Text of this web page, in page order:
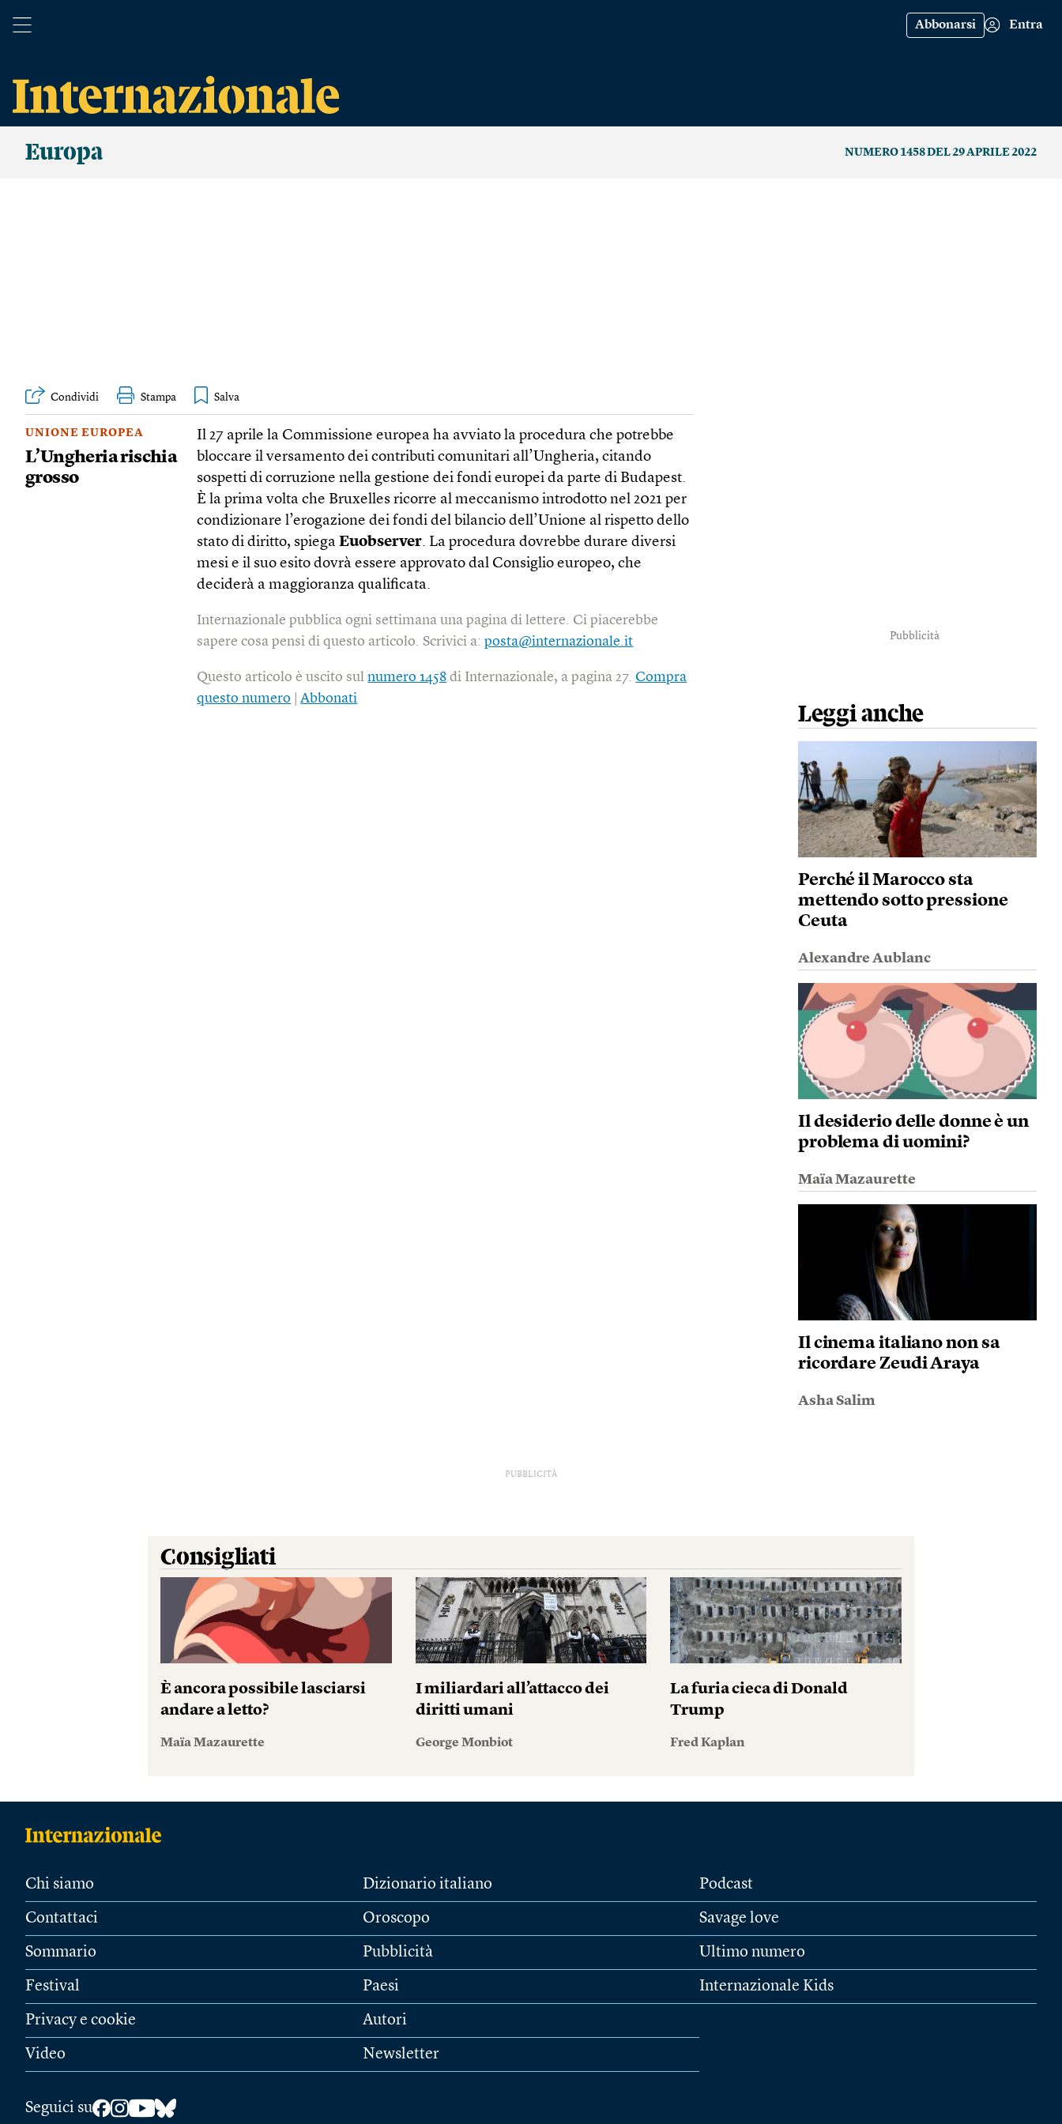
Abbonarsi Entra
Europa NUMERO 1458 DEL 29 APRILE 2022
Condividi Stampa
UNIONE EUROPEA
L’Ungheria rischia
grosso
Il 27 aprile la Commissione europea ha avviato la procedura che potrebbe
bloccare il versamento dei contributi comunitari all’Ungheria, citando
sospetti di corruzione nella gestione dei fondi europei da parte di Budapest.
È la prima volta che Bruxelles ricorre al meccanismo introdotto nel 2021 per
condizionare l’erogazione dei fondi del bilancio dell’Unione al rispetto dello
stato di diritto, spiegaEuobserver. La procedura dovrebbe durare diversi
mesi e il suo esito dovrà essere approvato dal Consiglio europeo, che
deciderà a maggioranza qualificata.
Internazionale pubblica ogni settimana una pagina di lettere. Ci piacerebbe
sapere cosa pensi di questo articolo. Scrivici a:posta@internazionale.it
Questo articolo è uscito sulnumero 1458 di Internazionale, a pagina 27.Compra
questo numero |Abbonati
Pubblicità
Leggi anche
Perché il Marocco sta
mettendo sotto pressione
Ceuta
Alexandre Aublanc
Il desiderio delle donne è un
problema di uomini?
Maïa Mazaurette
Il cinema italiano non sa
ricordare Zeudi Araya
Asha Salim
PUBBLICITÀ
Consigliati
È ancora possibile lasciarsi
andare a letto?
Maïa Mazaurette
I miliardari all’attacco dei
diritti umani
George Monbiot
La furia cieca di Donald
Trump
Fred Kaplan
Chi siamo
Contattaci
Sommario
Festival
Privacy e cookie
Video
Dizionario italiano
Oroscopo
Pubblicità
Paesi
Autori
Newsletter
Podcast
Savage love
Ultimo numero
Internazionale Kids
Seguici su